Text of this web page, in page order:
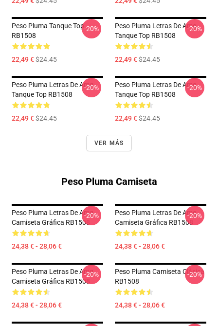
Peso Pluma Tanque Top
RB1508
22,49 €$24.45
-20%
Peso Pluma Letras De Amg
Tanque Top RB1508
22,49 €$24.45
-20%
Peso Pluma Letras De Amg
Tanque Top RB1508
22,49 €$24.45
-20%
Peso Pluma Letras De Amg
Tanque Top RB1508
22,49 €$24.45
-20%
VER MÁS
Peso Pluma Camiseta
Peso Pluma Letras De Amg
Camiseta Gráfica RB1508
24,38 € - 28,06 €
-20%
Peso Pluma Letras De Amg
Camiseta Gráfica RB1508
24,38 € - 28,06 €
-20%
Peso Pluma Letras De Amg
Camiseta Gráfica RB1508
24,38 € - 28,06 €
-20%
Peso Pluma Camiseta Clásica
RB1508
24,38 € - 28,06 €
-20%